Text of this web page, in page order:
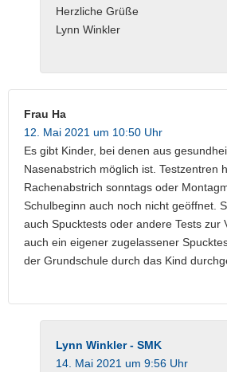
Herzliche Grüße
Lynn Winkler
Frau Ha
12. Mai 2021 um 10:50 Uhr
Es gibt Kinder, bei denen aus
Nasenabstrich möglich ist. Testzentren
Rachenabstrich sonntags oder
Schulbeginn auch noch nicht geöffnet.
auch Spucktests oder andere Tests zur
auch ein eigener zugelassener
der Grundschule durch das Kind
Lynn Winkler - SMK
14. Mai 2021 um 9:56 Uhr